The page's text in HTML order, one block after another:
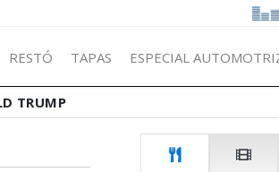
RESTÓ TAPAS ESPECIAL
TRUMP